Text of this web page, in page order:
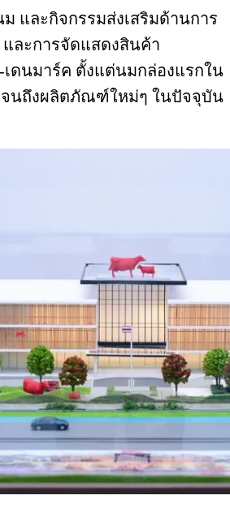
และกิจกรรมส่งเสริมด้านการ
ละการจัดแสดงสินค้า
ดนมาร์ค ตั้งแต่นมกล่องแรกใน
จนถึงผลิตภัณฑ์ใหม่ๆ ในปัจจุบัน